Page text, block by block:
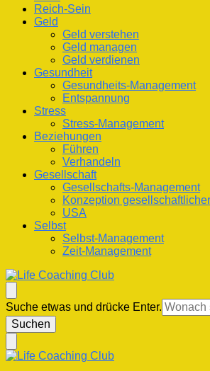
Reich-Sein
Geld
Geld verstehen
Geld managen
Geld verdienen
Gesundheit
Gesundheits-Management
Entspannung
Stress
Stress-Management
Beziehungen
Führen
Verhandeln
Gesellschaft
Gesellschafts-Management
Konzeption
USA
Selbst
Selbst-Management
Zeit-Management
Life Coaching Club
Für Deine Lebenskompetenz
Suchst
du
nach
Suche etwas und drücke Enter.